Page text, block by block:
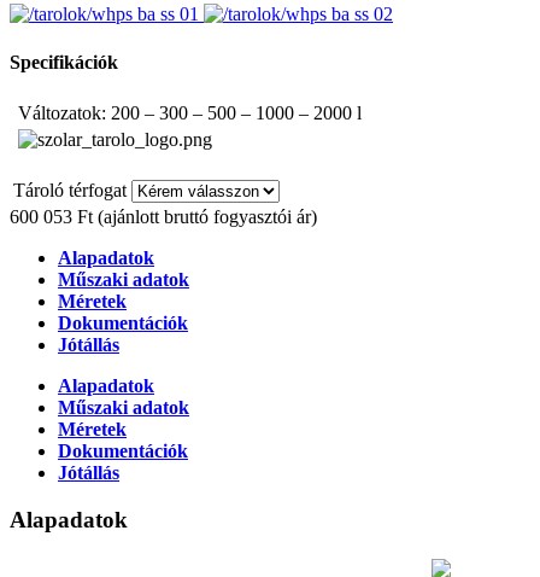
Specifikációk
Változatok: 200 – 300 – 500 – 1000 – 2000 l
Tároló térfogat
600 053 Ft (ajánlott bruttó fogyasztói ár)
Alapadatok
Műszaki adatok
Méretek
Dokumentációk
Jótállás
Alapadatok
Műszaki adatok
Méretek
Dokumentációk
Jótállás
Alapadatok